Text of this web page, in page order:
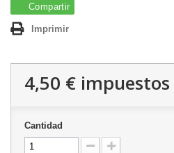
Compartir
Imprimir
4,50 € impuestos
Cantidad